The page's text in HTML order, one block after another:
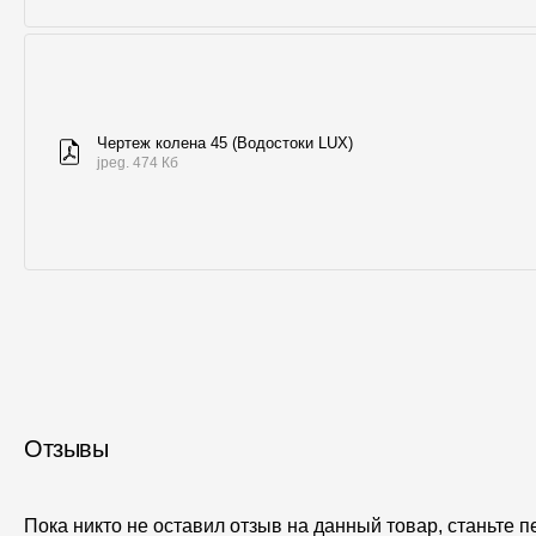
Чертеж колена 45 (Водостоки LUX)
jpeg. 474 Кб
Отзывы
Пока никто не оставил отзыв на данный товар, станьте